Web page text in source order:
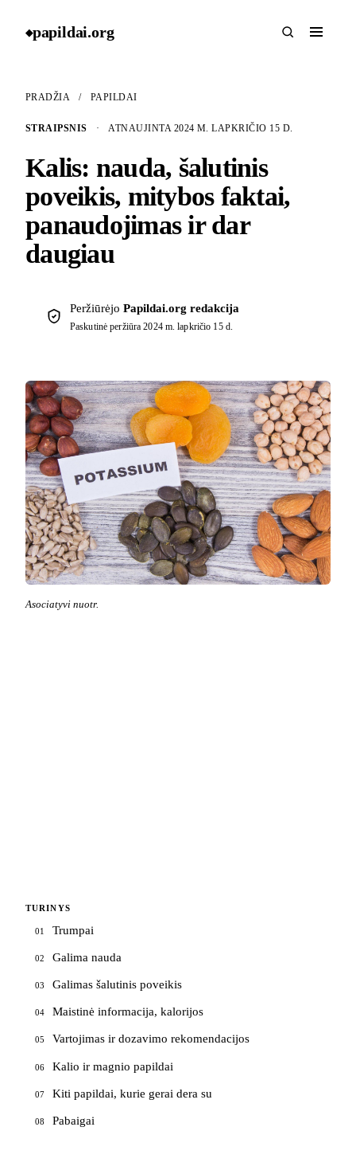
◆papildai.org
PRADŽIA / PAPILDAI
STRAIPSNIS · ATNAUJINTA 2024 M. LAPKRIČIO 15 D.
Kalis: nauda, šalutinis
poveikis, mitybos faktai,
panaudojimas ir dar
daugiau
Peržiūrėjo Papildai.org redakcija
Paskutinė peržiūra2024 m. lapkričio 15 d.
Asociatyvi nuotr.
TURINYS
01 Trumpai
02 Galima nauda
03 Galimas šalutinis poveikis
04 Maistinė informacija, kalorijos
05 Vartojimas ir dozavimo rekomendacijos
06 Kalio ir magnio papildai
07 Kiti papildai, kurie gerai dera su
08 Pabaigai